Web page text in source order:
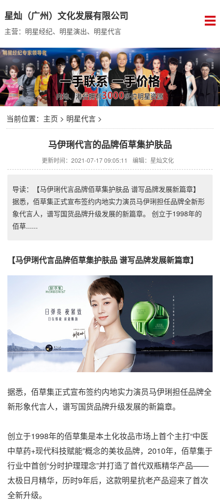
星灿（广州）文化发展有限公司
主营：明星经纪、明星演出、明星代言
当前位置： 主页 > 明星代言>
马伊琍代言的品牌佰草集护肤品
更新时间：2021-07-17 09:05:11 编辑：星灿文化
导读：【马伊琍代言品牌佰草集护肤品 谱写品牌发展新篇章】
据悉，佰草集正式宣布签约内地实力演员马伊琍担任品牌全新形
象代言人，谱写国货品牌升级发展的新篇章。 创立于1998年的
佰草......
【马伊琍代言品牌佰草集护肤品 谱写品牌发展新篇章】
据悉，佰草集正式宣布签约内地实力演员马伊琍担任品牌全
新形象代言人，谱写国货品牌升级发展的新篇章。
创立于1998年的佰草集是本土化妆品市场上首个主打“中医
中草药+现代科技赋能”概念的美妆品牌，2010年，佰草集于
行业中首创“分时护理理念”并打造了首代双瓶精华产品——
太极日月精华，历时9年后，这款明星抗老产品迎来了首次
全新升级。